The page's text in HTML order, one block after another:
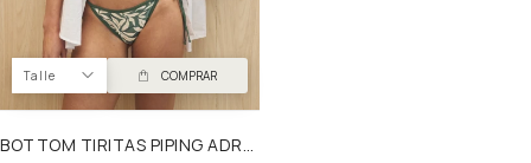
Talle COMPRAR